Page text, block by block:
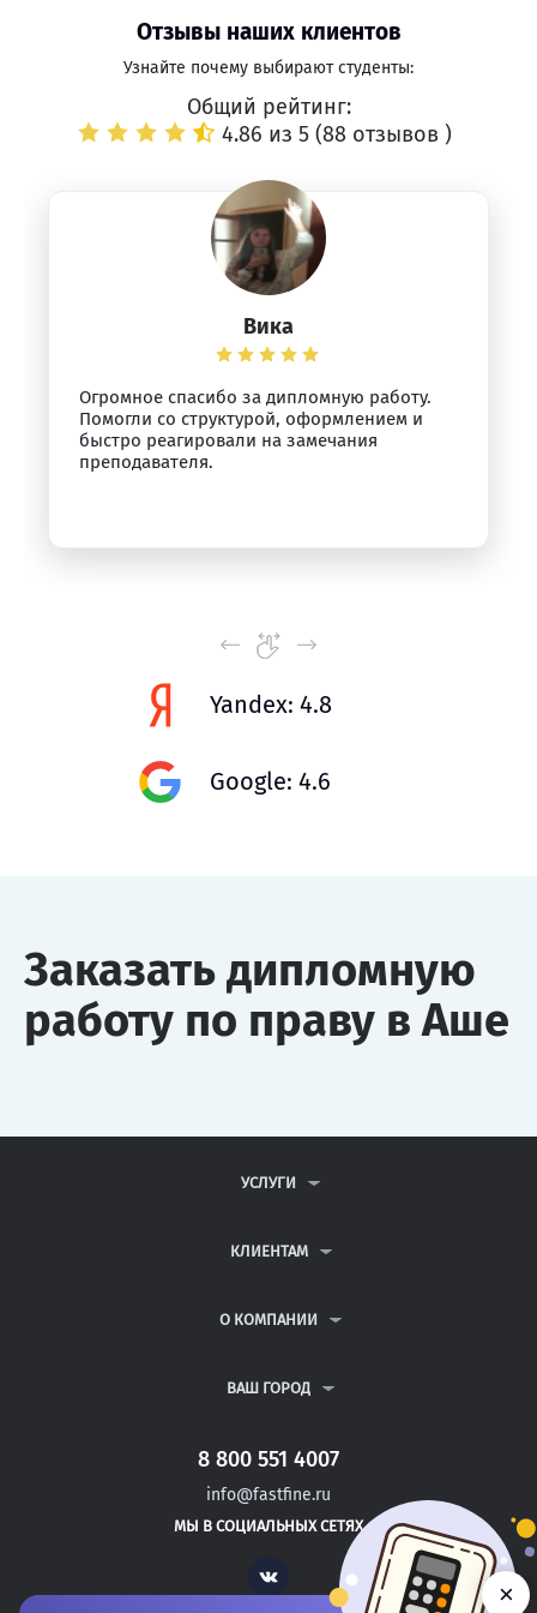
Отзывы наших клиентов
Узнайте почему выбирают студенты:
Общий рейтинг:
4.86 из 5 (88 отзывов )
Вика
Огромное спасибо за дипломную работу.
Помогли со структурой, оформлением и
быстро реагировали на замечания
преподавателя.
Yandex: 4.8
Google: 4.6
Заказать дипломную
работу по праву в Аше
УСЛУГИ
ДИПЛОМНЫЕ РАБОТЫ
РЕФЕРАТЫ
КЛИЕНТАМ
ВОПРОСЫ И ОТВЕТЫ
ПОЛИТИКА КОНФИДЕНЦИАЛЬНОСТИ
О КОМПАНИИ
КОНТАКТЫ
ВАШ ГОРОД
САНКТ-ПЕТЕРБУРГ
ВЕРХНИЙ УФАЛЕЙ
ГУКОВО
8 800 551 4007
info@fastfine.ru
МЫ В СОЦИАЛЬНЫХ СЕТЯХ
Vk ×